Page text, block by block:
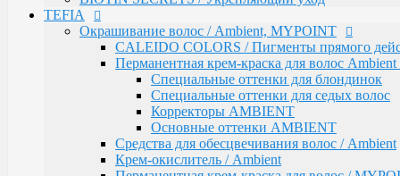
Крем-окислитель / COLOR OXYCREAM
Гель-краска для волос тон в тон MYPOINT (33
Активаторы для окрашивания волос гель-
MYPOINT / Краска для бровей и ресниц
BTX Forte / Трехэтапная программа реконструкции
Ambient Form / Долговременная укладка волос
Ambient Expert Pro / Процедуры ухода за волосами
AMBIENT Moisture / Для ухода за сухими и
Ambient Volume / Для тонких волос
TEFIA
Окрашивание волос / Ambient, MYPOINT
CALEIDO COLORS / Пигменты прямого
Перманентная крем-краска для волос Ambient
Специальные оттенки для блондинок
Специальные оттенки для седых волос
Корректоры AMBIENT
Основные оттенки AMBIENT
Средства для обесцвечивания волос / Ambient
Крем-окислитель / Ambient